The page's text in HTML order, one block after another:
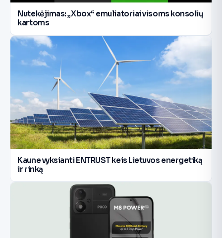
Nutekėjimas: „Xbox“ emuliatoriai visoms konsolių
kartoms
Kaune vyksianti ENTRUST keis Lietuvos energetiką
ir rinką